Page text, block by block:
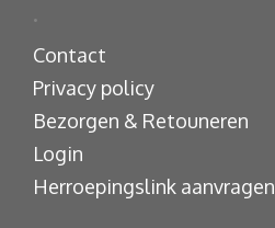
.
Contact
Privacy policy
Bezorgen & Retouneren
Login
Herroepingslink aanvragen